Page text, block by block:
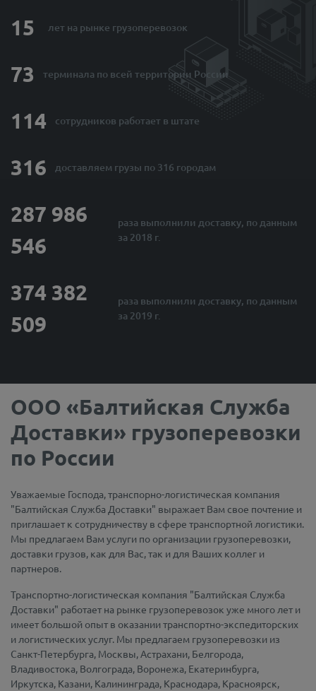
15 лет на рынке грузоперевозок
73 терминала по всей территории России
114 сотрудников работает в штате
316 доставляем грузы по 316 городам
287 986
546
раза выполнили доставку, по данным
за 2018 г.
374 382
509
раза выполнили доставку, по данным
за 2019 г.
ООО «Балтийская Служба
Доставки» грузоперевозки
по России
Уважаемые Господа, транспорно-логистическая компания
"Балтийская Служба Доставки" выражает Вам свое почтение и
приглашает к сотрудничеству в сфере транспортной логистики.
Мы предлагаем Вам услуги по организации грузоперевозки,
доставки грузов, как для Вас, так и для Ваших коллег и
партнеров.
Транспортно-логистическая компания "Балтийская Служба
Доставки" работает на рынке грузоперевозок уже много лет и
имеет большой опыт в оказании транспортно-экспедиторских
и логистических услуг. Мы предлагаем грузоперевозки из
Санкт-Петербурга, Москвы, Астрахани, Белгорода,
Владивостока, Волгограда, Воронежа, Екатеринбурга,
Иркутска, Казани, Калининграда, Краснодара, Красноярск,